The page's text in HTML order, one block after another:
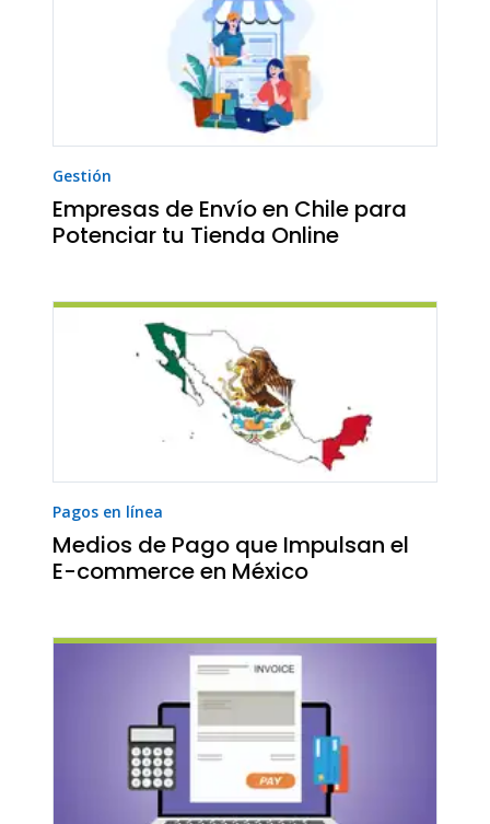
Gestión
Empresas de Envío en Chile para
Potenciar tu Tienda Online
Pagos en línea
Medios de Pago que Impulsan el
E-commerce en México